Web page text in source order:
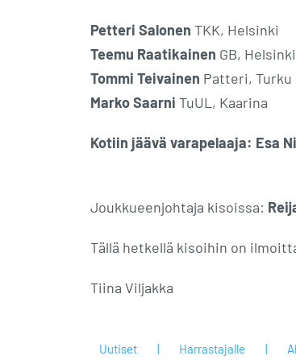
Petteri Salonen TKK, Helsinki
Teemu Raatikainen GB, Helsinki
Tommi Teivainen Patteri, Turku
Marko Saarni TuUL, Kaarina
Kotiin jäävä varapelaaja: Esa
Joukkueenjohtaja kisoissa:
Tällä hetkellä kisoihin on
Tiina Viljakka
Uutiset Harrastajalle